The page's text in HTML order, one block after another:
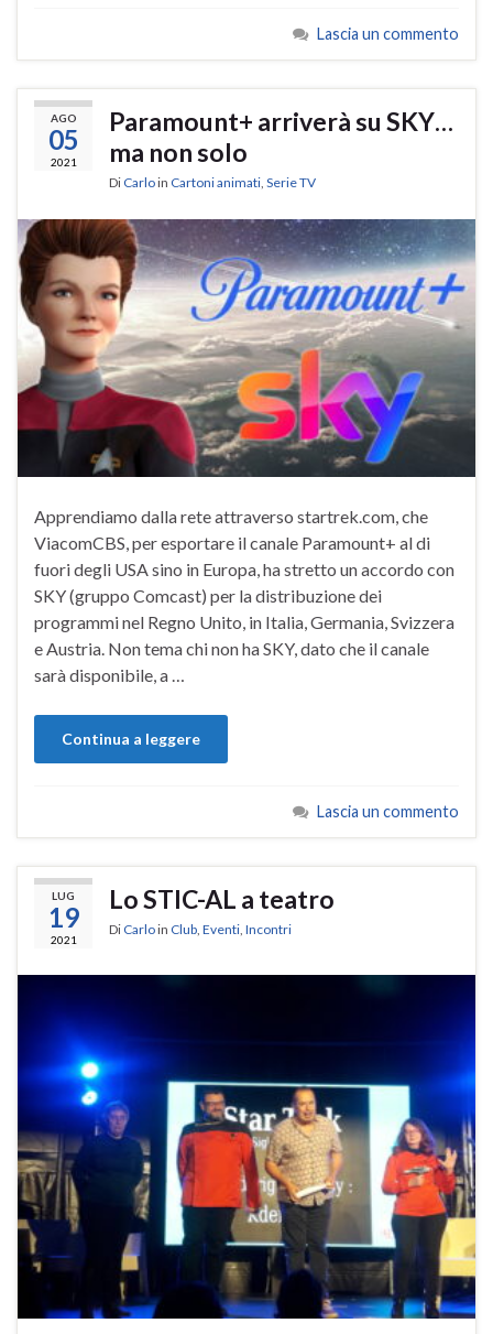
Lascia un commento
AGO
05
2021
Paramount+ arriverà su SKY…
ma non solo
Di Carloin Cartoni animati Serie TV
Apprendiamo dalla rete attraverso startrek.com, che
ViacomCBS, per esportare il canale Paramount+ al di
fuori degli USA sino in Europa, ha stretto un accordo con
SKY (gruppo Comcast) per la distribuzione dei
programmi nel Regno Unito, in Italia, Germania, Svizzera
e Austria. Non tema chi non ha SKY, dato che il canale
sarà disponibile, a …
Continua a leggere
Lascia un commento
LUG
19
2021
Lo STIC-AL a teatro
Di Carloin Club Eventi Incontri